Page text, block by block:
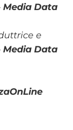
Media Data
e
Media Data